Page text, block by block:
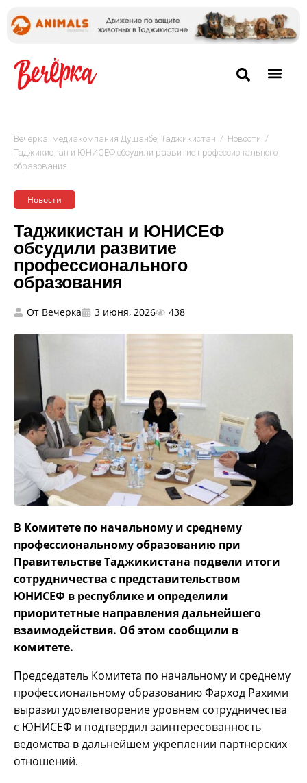
Вечёрка: медиакомпания Душанбе, Таджикистан / Новости /
Таджикистан и ЮНИСЕФ обсудили развитие профессионального
образования
Новости
Таджикистан и ЮНИСЕФ
обсудили развитие
профессионального
образования
От Вечерка 3 июня, 2026 438
В Комитете по начальному и среднему
профессиональному образованию при
Правительстве Таджикистана подвели итоги
сотрудничества с представительством
ЮНИСЕФ в республике и определили
приоритетные направления дальнейшего
взаимодействия. Об этом сообщили в
комитете.
Председатель Комитета по начальному и среднему
профессиональному образованию Фарход Рахими
выразил удовлетворение уровнем сотрудничества
с ЮНИСЕФ и подтвердил заинтересованность
ведомства в дальнейшем укреплении партнерских
отношений.